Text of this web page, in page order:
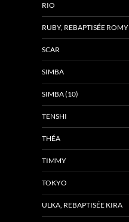
RIO
RUBY, REBAPTISÉE ROMY
SCAR
SIMBA
SIMBA (10)
TENSHI
THÉA
TIMMY
TOKYO
ULKA, REBAPTISÉE KIRA